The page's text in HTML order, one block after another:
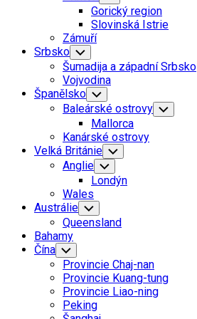
Child
Menu
Gorický region
Slovinská Istrie
Zámuří
Srbsko Toggle
Child
Menu
Šumadija a západní Srbsko
Vojvodina
Španělsko Toggle
Child
Menu
Baleárské ostrovy Toggle
Child
Mallorca
Kanárské ostrovy
Velká Británie Toggle
Child
Menu
Anglie Toggle
Child
Menu
Londýn
Wales
Austrálie Toggle
Child
Menu
Queensland
Bahamy
Čína Toggle
Child
Menu
Provincie Chaj-nan
Provincie Kuang-tung
Provincie Liao-ning
Peking